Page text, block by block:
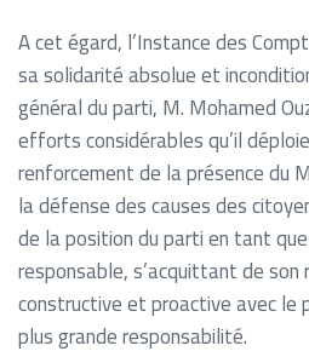
A cet égard, l’Instance des
sa solidarité absolue et
général du parti, M. Mohamed
efforts considérables qu’il
renforcement de la présence du
la défense des causes des
de la position du parti en tant
responsable, s’acquittant de
constructive et proactive avec le
plus grande responsabilité.